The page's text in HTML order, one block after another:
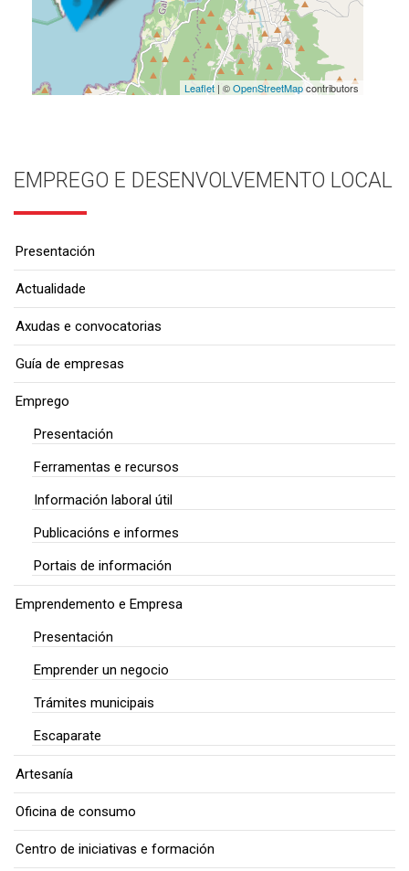
Leaflet| ©OpenStreetMapcontributors
EMPREGO E DESENVOLVEMENTO LOCAL
Presentación
Actualidade
Axudas e convocatorias
Guía de empresas
Emprego
Presentación
Ferramentas e recursos
Información laboral útil
Publicacións e informes
Portais de información
Emprendemento e Empresa
Presentación
Emprender un negocio
Trámites municipais
Escaparate
Artesanía
Oficina de consumo
Centro de iniciativas e formación